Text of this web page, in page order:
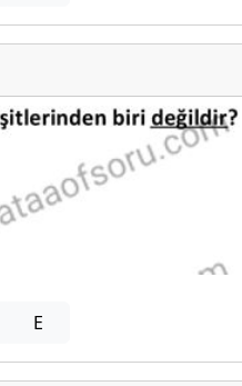
E